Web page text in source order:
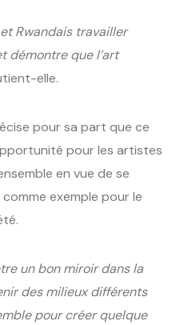
Rwandais travailler
démontre que l’art
elle.
pour sa part que ce
pour les artistes
en vue de se
exemple pour le
un bon miroir dans la
des milieux différents
pour créer quelque